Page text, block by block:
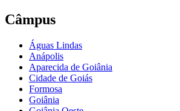
Câmpus
Águas Lindas
Anápolis
Aparecida de Goiânia
Cidade de Goiás
Formosa
Goiânia